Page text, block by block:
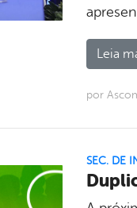
Leia
por
SEC. DE